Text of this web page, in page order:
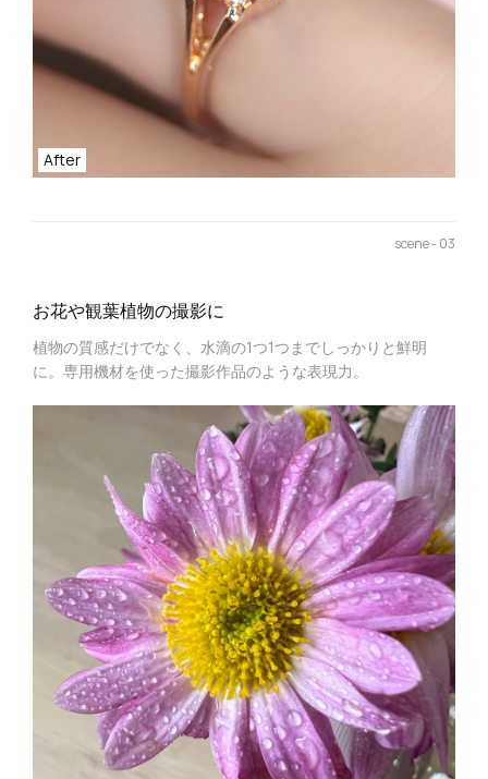
After
scene - 03
お花や観葉植物の撮影に
植物の質感だけでなく、水滴の1つ1つまでしっかりと鮮明
に。専用機材を使った撮影作品のような表現力。